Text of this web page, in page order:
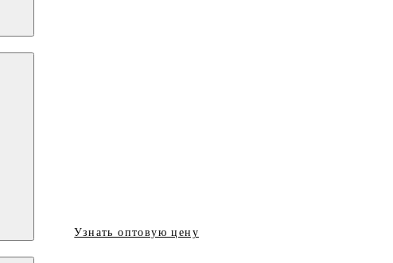
Узнать оптовую цену